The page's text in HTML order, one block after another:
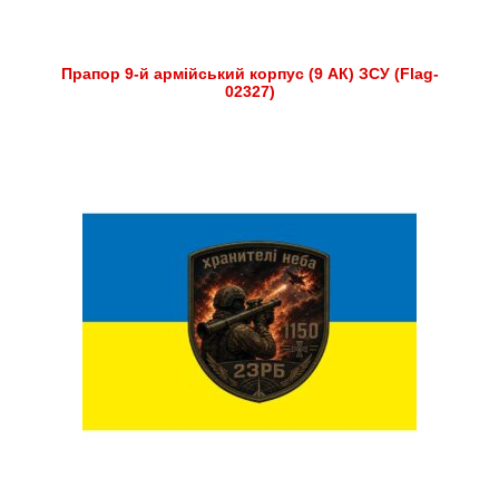
Прапор 9-й армійський корпус (9 АК) ЗСУ (Flag-
02327)